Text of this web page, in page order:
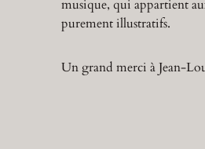
musique, qui appartient
purement illustratifs.
Un grand merci à Jean-